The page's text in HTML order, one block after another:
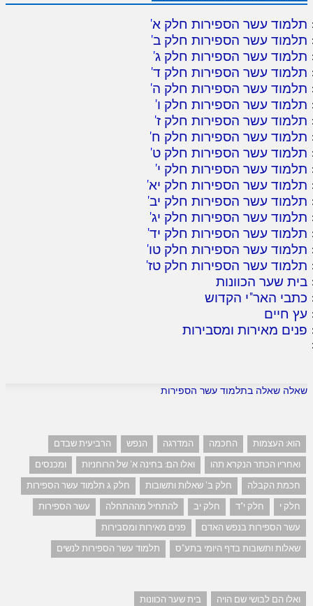
תלמוד עשר הספירות חלק א'
תלמוד עשר הספירות חלק ב'
תלמוד עשר הספירות חלק ג'
תלמוד עשר הספירות חלק ד'
תלמוד עשר הספירות חלק ה'
תלמוד עשר הספירות חלק ו'
תלמוד עשר הספירות חלק ז'
תלמוד עשר הספירות חלק ח'
תלמוד עשר הספירות חלק ט'
תלמוד עשר הספירות חלק י'
תלמוד עשר הספירות חלק יא'
תלמוד עשר הספירות חלק יב'
תלמוד עשר הספירות חלק יג'
תלמוד עשר הספירות חלק יד'
תלמוד עשר הספירות חלק טו'
תלמוד עשר הספירות חלק טז'
בית שער הכוונות
כתבי האר"י הקדוש
עץ חיים
פנים מאירות ומסבירות
שאלה שאלה בתלמוד עשר הספירות
הוא: העצמות החכמה המדרגה הנפש
הרביעית שבדם
ואחריו הכתר הנקרא תהו
ואלו הם: בחינה א' של הרוחניות
ומכנסים
חכמת הקבלה
חלק ב' שאלות ותשובות
חלק ג תלמוד עשר הספירות
חלק י
חלק י"ד חלק יב להתחיל מההתחלה
עשר הספירות
עשר הספירות בנפש האדם
פנים מאירות ומסבירות
שאלות ותשובות בדף היומי בתע"ס
תלמוד עשר הספירות לנשים
ואלו הם לבושי שם הויה
בית שער הכוונות